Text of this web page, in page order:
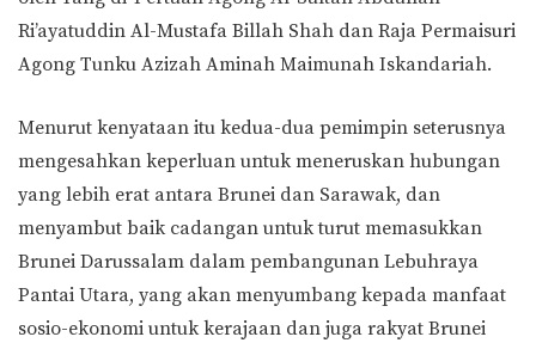
Ri’ayatuddin Al-Mustafa Billah Shah dan Raja Permaisuri
Agong Tunku Azizah Aminah Maimunah Iskandariah.
Menurut kenyataan itu kedua-dua pemimpin seterusnya
mengesahkan keperluan untuk meneruskan hubungan
yang lebih erat antara Brunei dan Sarawak, dan
menyambut baik cadangan untuk turut memasukkan
Brunei Darussalam dalam pembangunan Lebuhraya
Pantai Utara, yang akan menyumbang kepada manfaat
sosio-ekonomi untuk kerajaan dan juga rakyat Brunei